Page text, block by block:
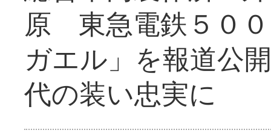
原 東急電鉄５０
ガエル」を報道公
代の装い忠実に